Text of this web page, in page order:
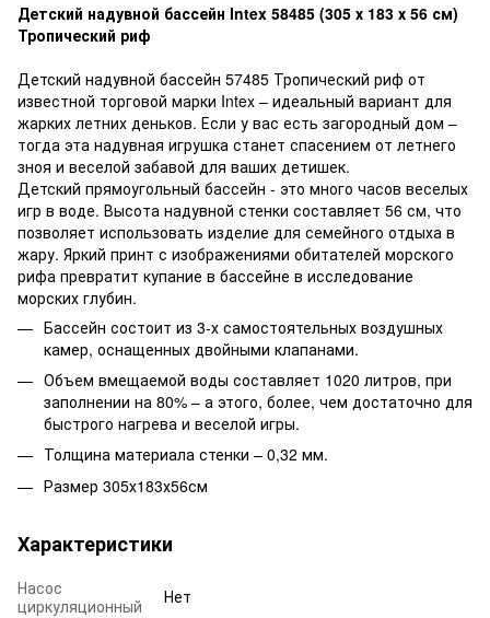
Детский надувной бассейн Intex 58485 (305 х 183 х 56 см)
Тропический риф
Детский надувной бассейн 57485 Тропический риф от
известной торговой марки Intex – идеальный вариант для
жарких летних деньков. Если у вас есть загородный дом –
тогда эта надувная игрушка станет спасением от летнего
зноя и веселой забавой для ваших детишек.
Детский прямоугольный бассейн - это много часов веселых
игр в воде. Высота надувной стенки составляет 56 см, что
позволяет использовать изделие для семейного отдыха в
жару. Яркий принт с изображениями обитателей морского
рифа превратит купание в бассейне в исследование
морских глубин.
Бассейн состоит из 3-х самостоятельных воздушных
камер, оснащенных двойными клапанами.
Объем вмещаемой воды составляет 1020 литров, при
заполнении на 80% – а этого, более, чем достаточно для
быстрого нагрева и веселой игры.
Толщина материала стенки – 0,32 мм.
Размер 305х183х56см
Характеристики
Насос
циркуляционный
Нет